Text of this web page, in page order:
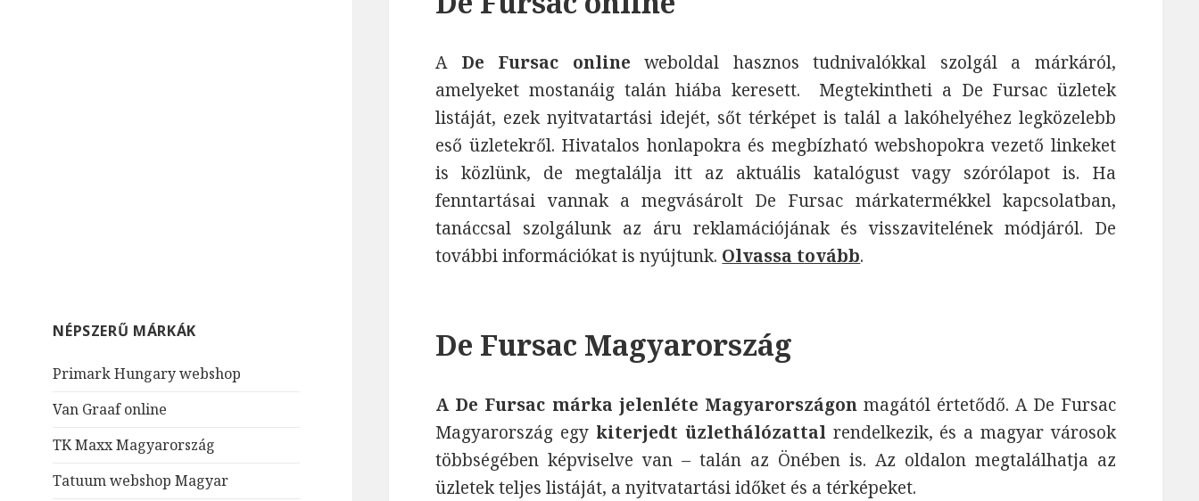
NÉPSZERŰ MÁRKÁK
Primark Hungary webshop
Van Graaf online
TK Maxx Magyarország
Tatuum webshop Magyar
A De Fursac online weboldal hasznos tudnivalókkal szolgál a márkáról,
amelyeket mostanáig talán hiába keresett. Megtekintheti a De Fursac üzletek
listáját, ezek nyitvatartási idejét, sőt térképet is talál a lakóhelyéhez legközelebb
eső üzletekről. Hivatalos honlapokra és megbízható webshopokra vezető linkeket
is közlünk, de megtalálja itt az aktuális katalógust vagy szórólapot is. Ha
fenntartásai vannak a megvásárolt De Fursac márkatermékkel kapcsolatban,
tanáccsal szolgálunk az áru reklamációjának és visszavitelének módjáról. De
további információkat is nyújtunk. Olvassa tovább.
De Fursac Magyarország
A De Fursac márka jelenléte Magyarországonmagától értetődő. A De Fursac
Magyarország egy kiterjedt üzlethálózattal rendelkezik, és a magyar városok
többségében képviselve van – talán az Önében is. Az oldalon megtalálhatja az
üzletek teljes listáját, a nyitvatartási időket és a térképeket.